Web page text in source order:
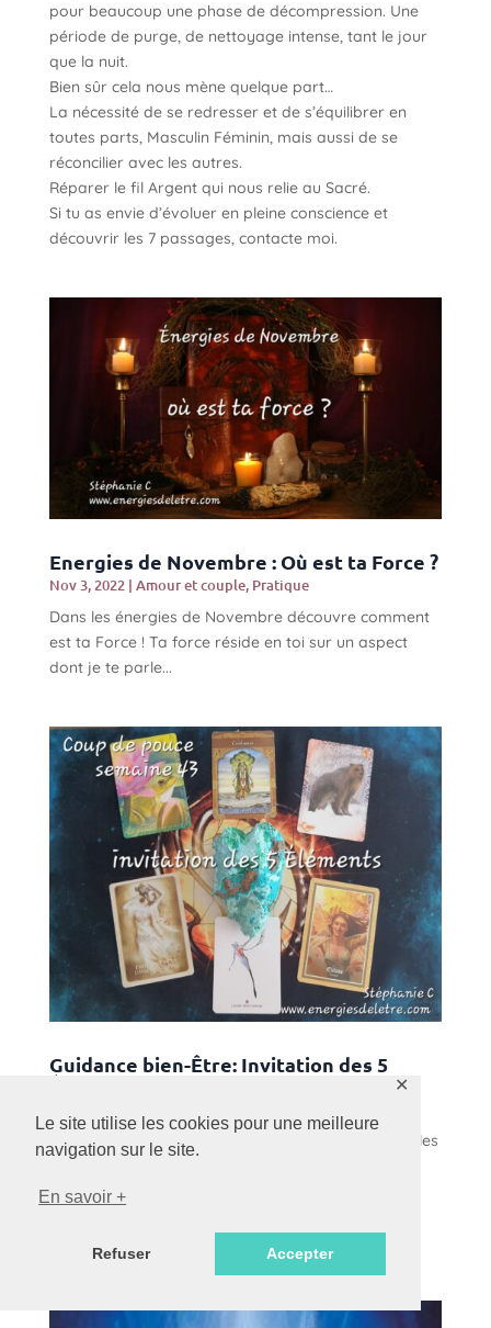
Le site utilise les cookies pour une meilleure
navigation sur le site.
En savoir +
Refuser Accepter
✕
pour beaucoup une phase de décompression. Une
période de purge, de nettoyage intense, tant le jour
que la nuit.
Bien sûr cela nous mène quelque part…
La nécessité de se redresser et de s’équilibrer en
toutes parts, Masculin Féminin, mais aussi de se
réconcilier avec les autres.
Réparer le fil Argent qui nous relie au Sacré.
Si tu as envie d’évoluer en pleine conscience et
découvrir les 7 passages, contacte moi.
Energies de Novembre : Où est ta Force ?
Nov 3, 2022| Amour et couple, Pratique
Dans les énergies de Novembre découvre comment
est ta Force ! Ta force réside en toi sur un aspect
dont je te parle...
Guidance bien-Être: Invitation des 5
Le Coup de pouce de la semaine 43: invitation par les
5 Eléments, pour passer à autre chose…
prenez ce qui résonne pour vous.